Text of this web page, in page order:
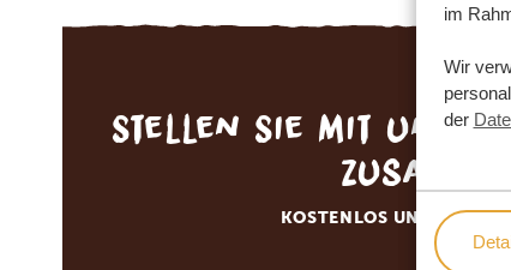
im
Wir
der
Stellen Sie mit uns
zusammen
KOSTENLOS UND